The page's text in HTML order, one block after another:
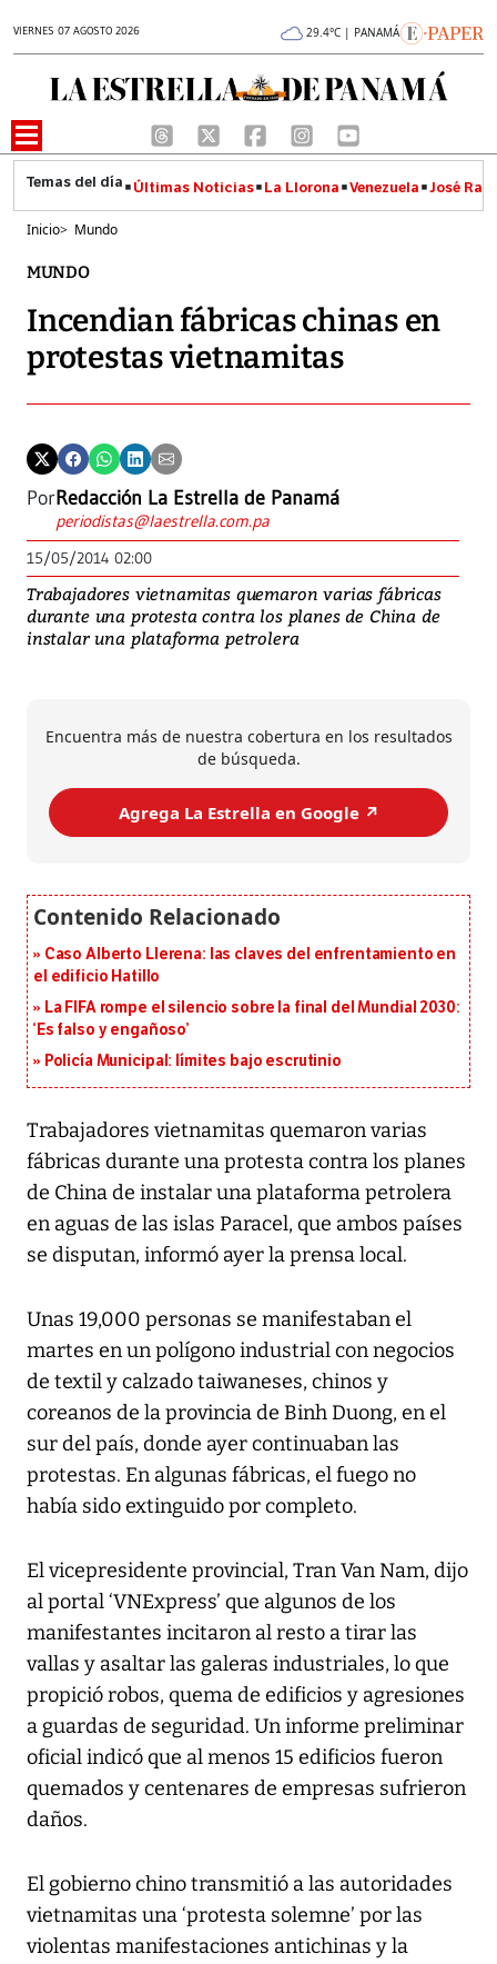
VIERNES 07 AGOSTO 2026 29.4°C | PANAMÁ
Últimas Noticias La Llorona Venezuela José
Inicio> Mundo
MUNDO
Incendian fábricas chinas en
protestas vietnamitas
PorRedacción La Estrella de Panamá
periodistas@laestrella.com.pa
15/05/2014 02:00
Trabajadores vietnamitas quemaron varias fábricas
durante una protesta contra los planes de China de
instalar una plataforma petrolera
Encuentra más de nuestra cobertura en los resultados
de búsqueda.
Agrega La Estrella en Google ↗️
Caso Alberto Llerena: las claves del enfrentamiento en
el edificio Hatillo
La FIFA rompe el silencio sobre la final del Mundial 2030:
‘Es falso y engañoso’
Policía Municipal: límites bajo escrutinio
Trabajadores vietnamitas quemaron varias
fábricas durante una protesta contra los planes
de China de instalar una plataforma petrolera
en aguas de las islas Paracel, que ambos países
se disputan, informó ayer la prensa local.
Unas 19,000 personas se manifestaban el
martes en un polígono industrial con negocios
de textil y calzado taiwaneses, chinos y
coreanos de la provincia de Binh Duong, en el
sur del país, donde ayer continuaban las
protestas. En algunas fábricas, el fuego no
había sido extinguido por completo.
El vicepresidente provincial, Tran Van Nam, dijo
al portal ‘VNExpress’ que algunos de los
manifestantes incitaron al resto a tirar las
vallas y asaltar las galeras industriales, lo que
propició robos, quema de edificios y agresiones
a guardas de seguridad. Un informe preliminar
oficial indicó que al menos 15 edificios fueron
quemados y centenares de empresas sufrieron
daños.
El gobierno chino transmitió a las autoridades
vietnamitas una ‘protesta solemne’ por las
violentas manifestaciones antichinas y la